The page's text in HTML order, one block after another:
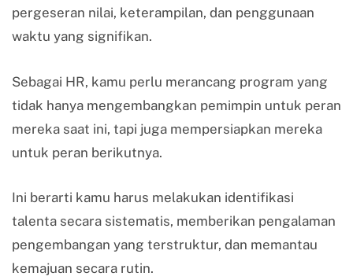
pergeseran nilai, keterampilan, dan penggunaan
waktu yang signifikan.
Sebagai HR, kamu perlu merancang program yang
tidak hanya mengembangkan pemimpin untuk peran
mereka saat ini, tapi juga mempersiapkan mereka
untuk peran berikutnya.
Ini berarti kamu harus melakukan identifikasi
talenta secara sistematis, memberikan pengalaman
pengembangan yang terstruktur, dan memantau
kemajuan secara rutin.